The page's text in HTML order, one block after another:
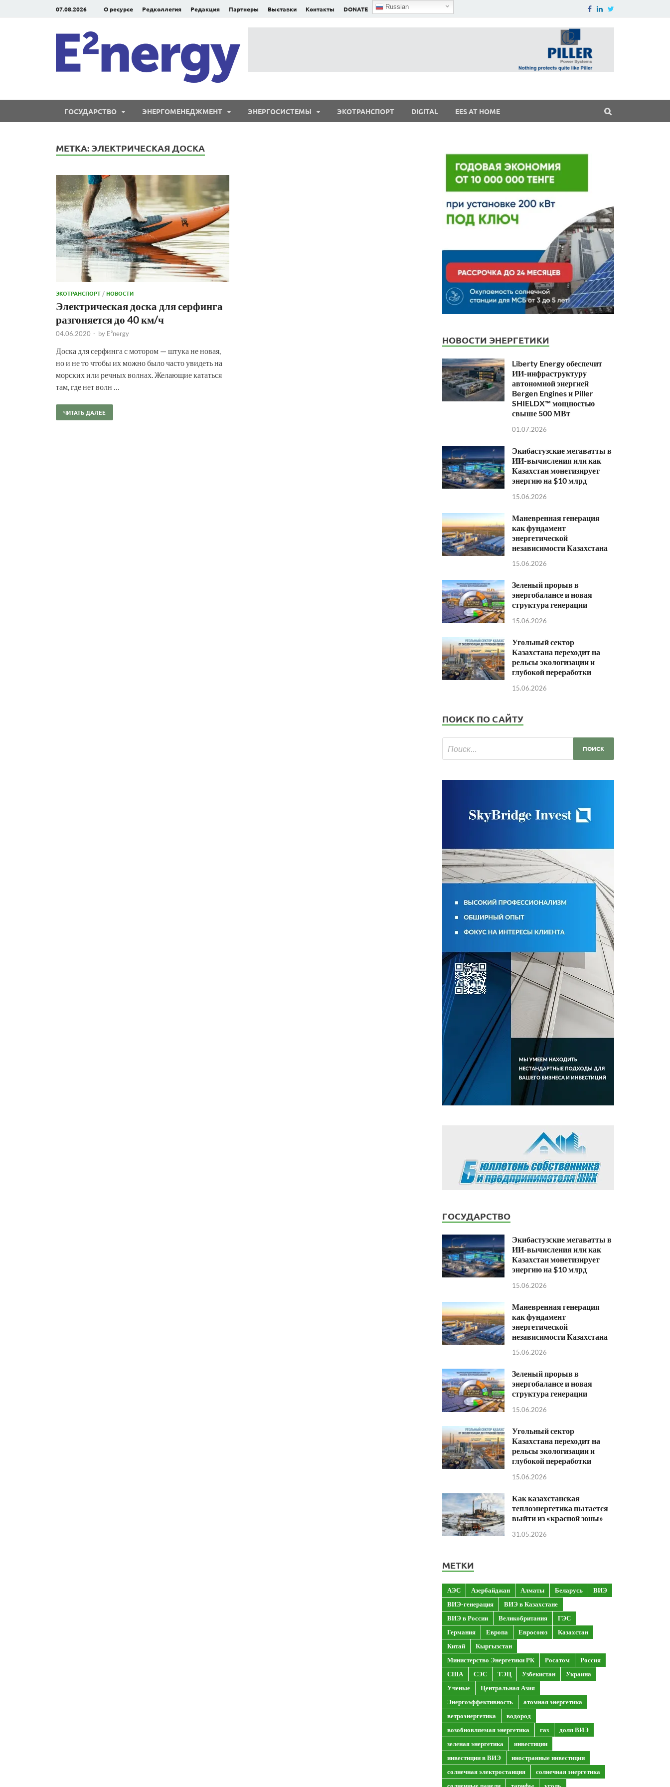
07.08.2026 О ресурсе Редколлегия Редакция Партнеры Выставки Контакты DONATE Russian
ГОСУДАРСТВО ЭНЕРГОМЕНЕДЖМЕНТ ЭНЕРГОСИСТЕМЫ ЭКОТРАНСПОРТ DIGITAL EES AT HOME
МЕТКА: ЭЛЕКТРИЧЕСКАЯ ДОСКА
ЭКОТРАНСПОРТ /НОВОСТИ
Электрическая доска для серфинга
разгоняется до 40 км/ч
04.06.2020 - by E²nergy
Доска для серфинга с мотором — штука не новая,
но и не то чтобы их можно было часто увидеть на
морских или речных волнах. Желающие кататься
там, где нет волн …
ЧИТАТЬ ДАЛЕЕ
НОВОСТИ ЭНЕРГЕТИКИ
Liberty Energy обеспечит
ИИ-инфраструктуру
автономной энергией
Bergen Engines и Piller
SHIELDX™ мощностью
свыше 500 МВт
01.07.2026
Экибастузские мегаватты в
ИИ-вычисления или как
Казахстан монетизирует
энергию на $10 млрд
15.06.2026
Маневренная генерация
как фундамент
энергетической
независимости Казахстана
15.06.2026
Зеленый прорыв в
энергобалансе и новая
структура генерации
15.06.2026
Угольный сектор
Казахстана переходит на
рельсы экологизации и
глубокой переработки
15.06.2026
ПОИСК ПО САЙТУ
ГОСУДАРСТВО
Экибастузские мегаватты в
ИИ-вычисления или как
Казахстан монетизирует
энергию на $10 млрд
15.06.2026
Маневренная генерация
как фундамент
энергетической
независимости Казахстана
15.06.2026
Зеленый прорыв в
энергобалансе и новая
структура генерации
15.06.2026
Угольный сектор
Казахстана переходит на
рельсы экологизации и
глубокой переработки
15.06.2026
Как казахстанская
теплоэнергетика пытается
выйти из «красной зоны»
31.05.2026
МЕТКИ
АЭС Азербайджан Алматы Беларусь
ВИЭ
ВИЭ-генерация
ВИЭ в Казахстане
ВИЭ в России
Великобритания
ГЭС
Германия
Европа Евросоюз
Казахстан
Китай
Кыргызстан
Министерство Энергетики РК
Росатом
Россия
США
СЭС ТЭЦ Узбекистан
Украина
Ученые
Центральная Азия
Энергоэффективность
атомная энергетика
ветроэнергетика
водород
возобновляемая энергетика
газ
доля ВИЭ
зеленая энергетика
инвестиции
инвестиции в ВИЭ
иностранные инвестиции
солнечная электростанция
солнечная энергетика
солнечные панели
тарифы уголь